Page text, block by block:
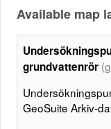
Available map
grundvattenrör
GeoSuite Arkiv-